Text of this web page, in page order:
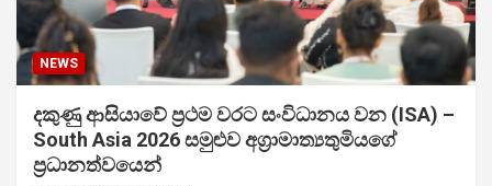
NEWS
දකුණු ආසියාවේ ප්‍රථම වරට සංවිධානය වන (ISA) –
South Asia 2026 සමුළුව අග්‍රාමාත්‍යතුමියගේ
ප්‍රධානත්වයෙන්